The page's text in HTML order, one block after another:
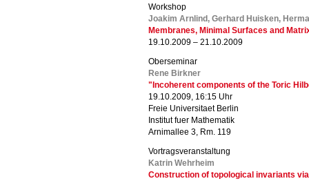
Workshop
Joakim Arnlind, Gerhard Huisken,
Membranes, Minimal Surfaces and
19.10.2009 – 21.10.2009
Oberseminar
Rene Birkner
"Incoherent components of the Toric
19.10.2009, 16:15 Uhr
Freie Universitaet Berlin
Institut fuer Mathematik
Arnimallee 3, Rm. 119
Vortragsveranstaltung
Katrin Wehrheim
Construction of topological invariants